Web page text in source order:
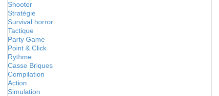
Shooter
Stratégie
Survival horror
Tactique
Party Game
Point & Click
Rythme
Casse Briques
Compilation
Action
Simulation